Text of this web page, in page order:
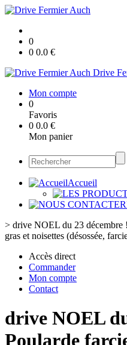
0
0 0.0 €
Drive
Mon compte
0
Favoris
0 0.0 €
Mon panier
Accueil
> drive NOEL du 23 décembre
gras et noisettes (désossée,
Accès direct
Commander
Mon compte
Contact
drive NOEL
Poularde